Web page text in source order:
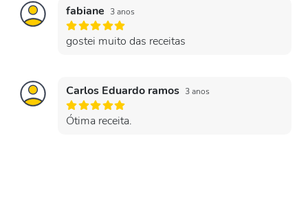
fabiane 3 anos
gostei muito das receitas
Carlos Eduardo ramos 3 anos
Ótima receita.